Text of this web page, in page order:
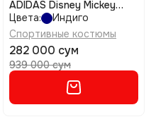
ADIDAS Disney Mickey
Mouse Jogger размер 98
Цвета:
Индиго
Спортивные костюмы
282 000 сум
939 000 сум